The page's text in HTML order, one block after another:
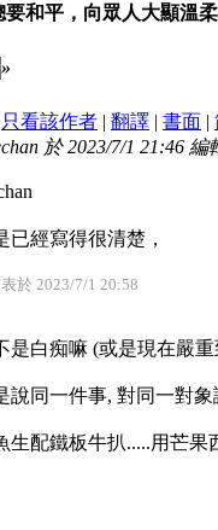
和平，向眾人大顯溫
»
只看該作者 | 翻譯 | 書面 |
於 2023/7/1 21:46 編
已經寫得很清楚，
於 2023/7/1 20:58
是白痴嘛 (或是現在嚴
說同一件事, 對同一對象
生配鐵板牛扒.....用芒果